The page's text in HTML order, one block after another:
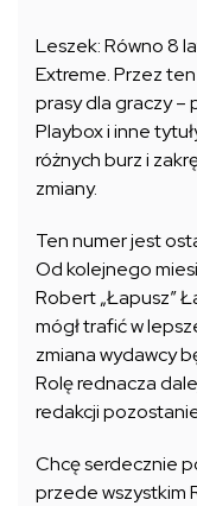
Leszek: Równo 8
Extreme. Przez
prasy dla graczy –
Playbox i inne
różnych burz i
zmiany.
Ten numer jest
Od kolejnego
Robert „Łapusz”
mógł trafić w
zmiana wydawcy
Rolę rednacza
redakcji
Chcę serdecznie
przede wszystkim